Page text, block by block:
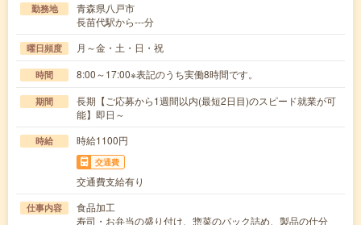
勤務地
青森県八戸市
長苗代駅から---分
曜日頻度 月～金・土・日・祝
時間 8:00～17:00※表記のうち実働8時間です。
期間
長期【ご応募から1週間以内(最短2日目)のスピード就業が可
能】即日～
時給 時給1100円
交通費
交通費支給有り
仕事内容
食品加工
寿司・お弁当の盛り付け、惣菜のパック詰め、製品の仕分